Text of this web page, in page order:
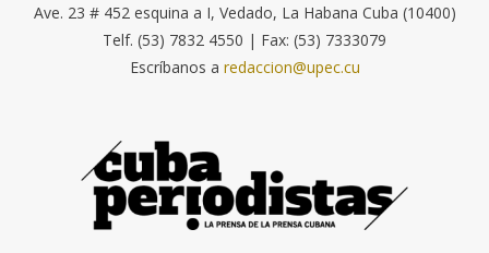
Ave. 23 # 452 esquina a I, Vedado, La Habana Cuba (10400)
Telf. (53) 7832 4550 | Fax: (53) 7333079
Escríbanos a redaccion@upec.cu